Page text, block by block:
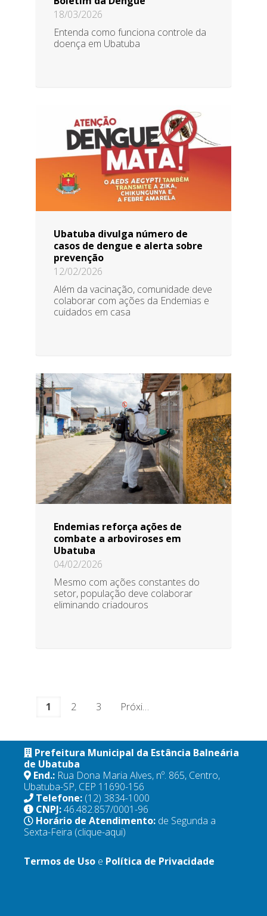
18/03/2026
Entenda como funciona controle da
doença em Ubatuba
Ubatuba divulga número de
casos de dengue e alerta sobre
prevenção
12/02/2026
Além da vacinação, comunidade deve
colaborar com ações da Endemias e
cuidados em casa
Endemias reforça ações de
combate a arboviroses em
Ubatuba
04/02/2026
Mesmo com ações constantes do
setor, população deve colaborar
eliminando criadouros
1 2 3 Próximo
Prefeitura Municipal da Estância Balneária
de Ubatuba
End.: Rua Dona Maria Alves, nº. 865, Centro,
Ubatuba-SP, CEP 11690-156
Telefone: (12) 3834-1000
CNPJ:46.482.857/0001-96
Horário de Atendimento: de Segunda a
Sexta-Feira (clique-aqui)
Termos de Uso e Política de Privacidade